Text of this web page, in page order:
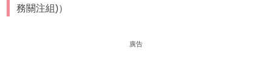
務關注組)）
廣告